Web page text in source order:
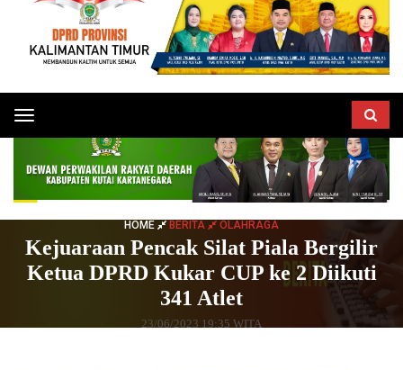
Toggle
navigation
HOME BERITA OLAHRAGA
Kejuaraan Pencak Silat Piala Bergilir
Ketua DPRD Kukar CUP ke 2 Diikuti
341 Atlet
23/06/2023 19:35 WITA